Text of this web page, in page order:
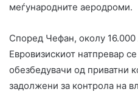
меѓународните аеродроми.
Според Чефан, околу 16.000
Евровизискиот натпревар
обезбедувачи од приватни
задолжени за контрола на